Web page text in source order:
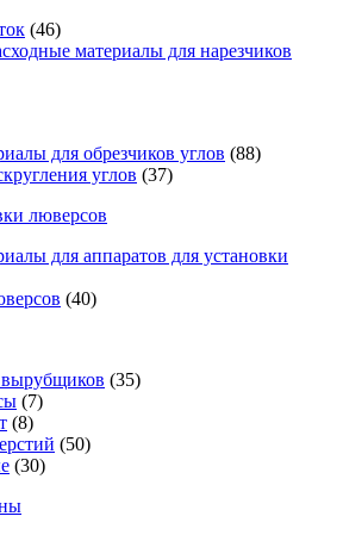
(46)
материалы для нарезчиков
для обрезчиков углов (88)
углов (37)
люверсов
для аппаратов для установки
(40)
вырубщиков (35)
(7)
(8)
(50)
(30)